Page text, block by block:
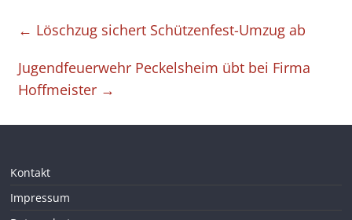
← Löschzug sichert Schützenfest-Umzug ab
Jugendfeuerwehr Peckelsheim übt bei Firma
Hoffmeister →
Kontakt
Impressum